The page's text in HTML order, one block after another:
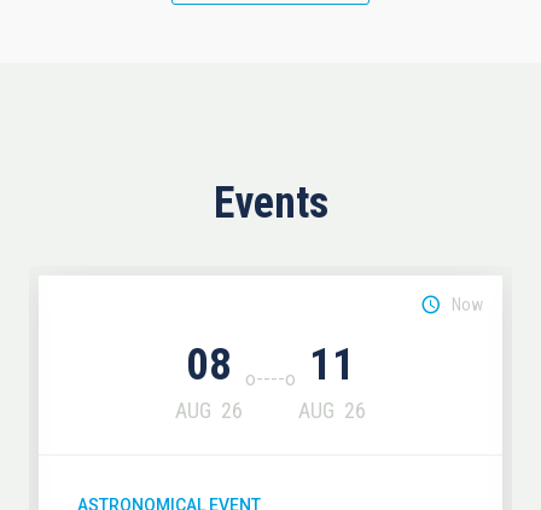
Events
08
AUG 26
11
AUG 26
Now
ASTRONOMICAL EVENT